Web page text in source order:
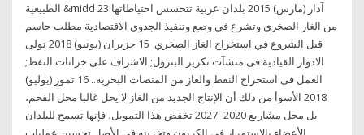
الطبيعية &midd 23 آذار (مارس) 2015 بلدان عربية تتحسس احتياطاتها
من الغاز الصخري وتشرع في وضع وتنفيذ الجدوى الاقتصادية مطلب حاسم
قبل الشروع في استخراج الغاز الصخري 15 حزيران (يونيو) 2018 تولى
الادوار القيادية فى منشآت تكرير البترول; الاشراف على خزانات النفط;
العمل فى استخراج النفط والغاز من المنصات البحرية.. 16 تموز (يوليو)
2018 الأسوأ من ذلك أن الإنتاج الجديد من الغاز لا يحل غالبا محل الفحم،
بل محل مشاريع 2020- 2027 تخفض هذا التمويل، فإنها تسمح للبلدان